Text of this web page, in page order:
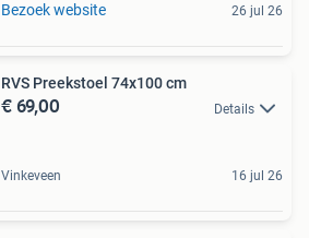
Bezoek website 26 jul 26
RVS Preekstoel 74x100 cm
€ 69,00 Details
Vinkeveen 16 jul 26